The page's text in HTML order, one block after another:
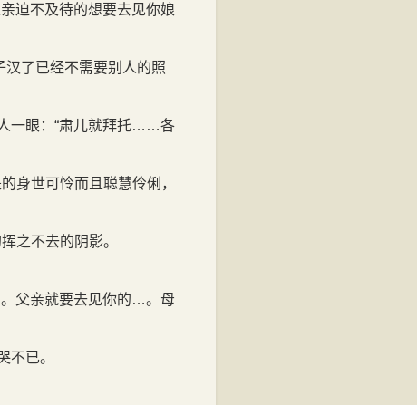
迫不及待的想要去见你娘
了已经不需要别人的照
一眼：“肃儿就拜托……各
身世可怜而且聪慧伶俐，
之不去的阴影。
父亲就要去见你的…。母
不已。